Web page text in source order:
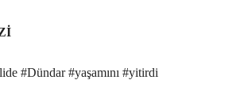
#Dündar #yaşamını #yitirdi